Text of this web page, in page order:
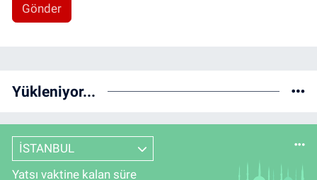
Gönder
Yükleniyor...
İSTANBUL
Yatsı vaktine kalan süre